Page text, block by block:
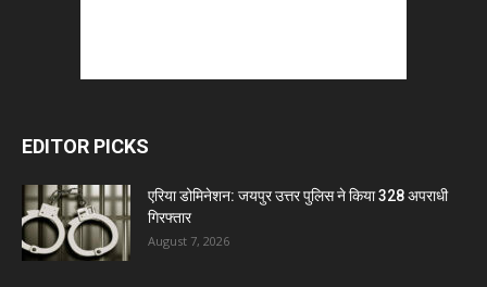
EDITOR PICKS
एरिया डोमिनेशन: जयपुर उत्तर पुलिस ने किया 328 अपराधी
गिरफ्तार
August 7, 2026